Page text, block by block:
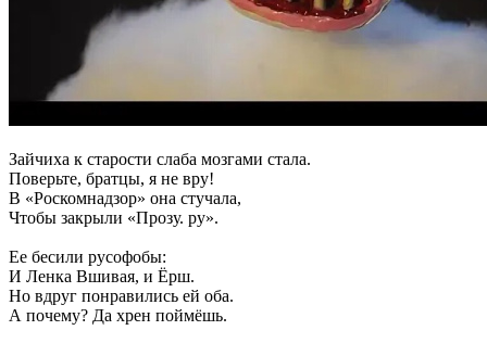
Зайчиха к старости слаба мозгами стала.
Поверьте, братцы, я не вру!
В «Роскомнадзор» она стучала,
Чтобы закрыли «Прозу. ру».
Ее бесили русофобы:
И Ленка Вшивая, и Ёрш.
Но вдруг понравились ей оба.
А почему? Да хрен поймёшь.